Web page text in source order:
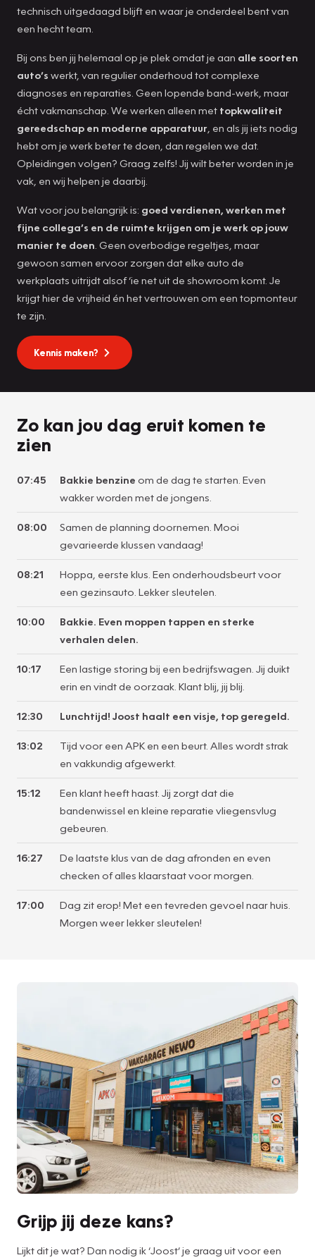
technisch uitgedaagd blijft en waar je onderdeel bent van
een hecht team.
Bij ons ben jij helemaal op je plek omdat je aan alle soorten
auto’s werkt, van regulier onderhoud tot complexe
diagnoses en reparaties. Geen lopende band-werk, maar
écht vakmanschap. We werken alleen met topkwaliteit
gereedschap en moderne apparatuur , en als jij iets nodig
hebt om je werk beter te doen, dan regelen we dat.
Opleidingen volgen? Graag zelfs! Jij wilt beter worden in je
vak, en wij helpen je daarbij.
Wat voor jou belangrijk is: goed verdienen, werken met
fijne collega’s en de ruimte krijgen om je werk op jouw
manier te doen . Geen overbodige regeltjes, maar
gewoon samen ervoor zorgen dat elke auto de
werkplaats uitrijdt alsof ‘ie net uit de showroom komt. Je
krijgt hier de vrijheid én het vertrouwen om een topmonteur
te zijn.
Kennis maken?
Zo kan jou dag eruit komen te
zien
07:45 Bakkie benzine om de dag te starten. Even
wakker worden met de jongens.
08:00
Samen de planning doornemen. Mooi
gevarieerde klussen vandaag!
08:21
Hoppa, eerste klus. Een onderhoudsbeurt voor
een gezinsauto. Lekker sleutelen.
10:00
Bakkie. Even moppen tappen en sterke
verhalen delen.
10:17
Een lastige storing bij een bedrijfswagen. Jij duikt
erin en vindt de oorzaak. Klant blij, jij blij.
12:30 Lunchtijd! Joost haalt een visje, top geregeld.
13:02
Tijd voor een APK en een beurt. Alles wordt strak
en vakkundig afgewerkt.
15:12
Een klant heeft haast. Jij zorgt dat die
bandenwissel en kleine reparatie vliegensvlug
gebeuren.
16:27
De laatste klus van de dag afronden en even
checken of alles klaarstaat voor morgen.
17:00
Dag zit erop! Met een tevreden gevoel naar huis.
Morgen weer lekker sleutelen!
Grijp jij deze kans?
Lijkt dit je wat? Dan nodig ik ‘Joost’ je graag uit voor een